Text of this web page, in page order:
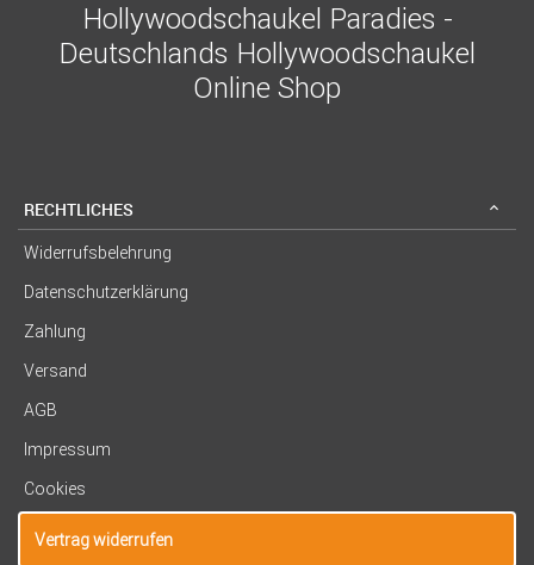
Hollywoodschaukel Paradies -
Deutschlands Hollywoodschaukel
Online Shop
RECHTLICHES
Widerrufsbelehrung
Datenschutzerklärung
Zahlung
Versand
AGB
Impressum
Cookies
Vertrag widerrufen